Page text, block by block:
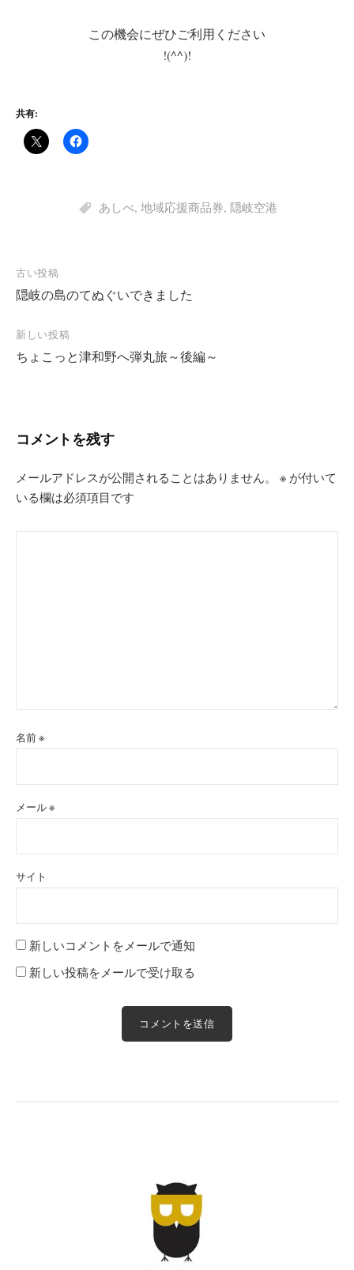
この機会にぜひご利用ください
!(^^)!
共有:
あしべ, 地域応援商品券, 隠岐空港
投
稿
ナ
ビ
ゲ
ョ
古い投稿
隠岐の島のてぬぐいできました
新しい投稿
ちょこっと津和野へ弾丸旅～後編～
コメントを残す
メールアドレスが公開されることはありません。 ※ が付いて
いる欄は必須項目です
名前※
メール※
サイト
新しいコメントをメールで通知
新しい投稿をメールで受け取る